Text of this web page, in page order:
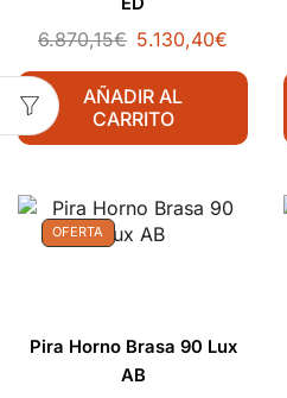
6.870,15€ 5.130,40€
AÑADIR AL
CARRITO
OFERTA
Pira Horno Brasa 90 Lux
AB